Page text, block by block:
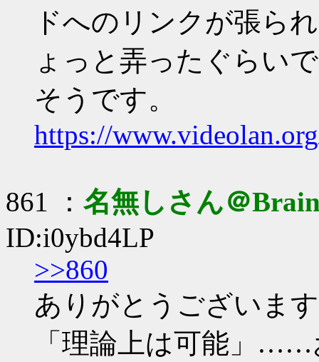
ドへのリンクが張ら
ょっと弄ったぐらい
そうです。
https://
861 ： 名無しさん＠
ID:i0ybd4LP
>>860
ありがとうございま
「理論上は可能」